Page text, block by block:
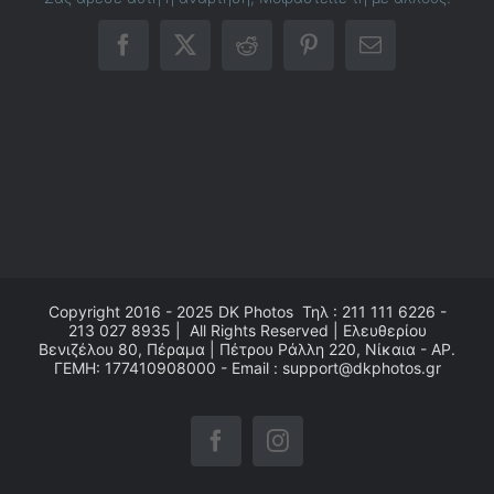
Facebook
X RedditPinterestEmail
Copyright 2016 - 2025 DK PhotosΤηλ : 211 111 6226 -
213 027 8935 | All Rights Reserved | Ελευθερίου
Βενιζέλου 80, Πέραμα | Πέτρου Ράλλη 220, Νίκαια - ΑΡ.
ΓΕΜΗ: 177410908000 - Email : support@dkphotos.gr
FacebookInstagram